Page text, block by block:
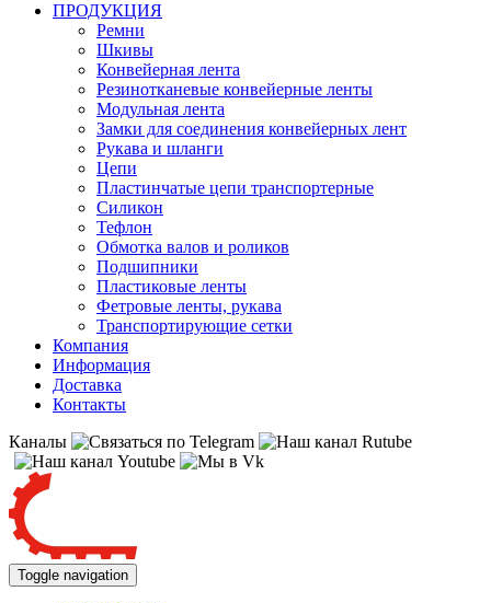
ПРОДУКЦИЯ
Ремни
Шкивы
Конвейерная лента
Резинотканевые конвейерные ленты
Модульная лента
Замки для соединения конвейерных лент
Рукава и шланги
Цепи
Пластинчатые цепи транспортерные
Силикон
Тефлон
Обмотка валов и роликов
Подшипники
Пластиковые ленты
Фетровые ленты, рукава
Транспортирующие сетки
Компания
Информация
Доставка
Контакты
Каналы
Toggle navigation